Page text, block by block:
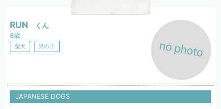
RUN くん
8歳
柴犬 男の子
JAPANESE DOGS